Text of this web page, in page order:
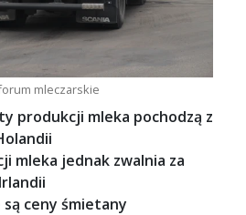
mleczarskie
produkcji mleka pochodzą z
mleka jednak zwalnia za
ceny śmietany